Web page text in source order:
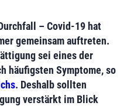
– Covid-19 hat
gemeinsam auftreten.
sei eines der
häufigsten Symptome, so
. Deshalb sollten
verstärkt im Blick